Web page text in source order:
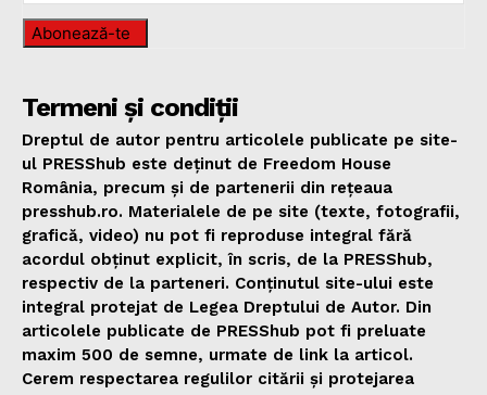
Abonează-te
Termeni și condiții
Dreptul de autor pentru articolele publicate pe site-
ul PRESShub este deținut de Freedom House
România, precum și de partenerii din rețeaua
presshub.ro. Materialele de pe site (texte, fotografii,
grafică, video) nu pot fi reproduse integral fără
acordul obținut explicit, în scris, de la PRESShub,
respectiv de la parteneri. Conținutul site-ului este
integral protejat de Legea Dreptului de Autor. Din
articolele publicate de PRESShub pot fi preluate
maxim 500 de semne, urmate de link la articol.
Cerem respectarea regulilor citării și protejarea